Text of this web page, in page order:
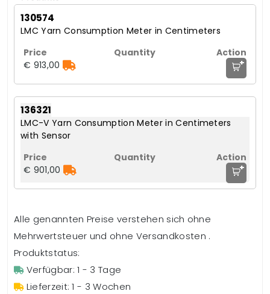
130574
LMC Yarn Consumption Meter in Centimeters
€ 913,00 +
136321
LMC-V Yarn Consumption Meter in Centimeters
with Sensor
€ 901,00 +
Alle genannten Preise verstehen sich ohne
Mehrwertsteuer und ohne Versandkosten .
Produktstatus:
Verfügbar: 1 - 3 Tage
Lieferzeit: 1 - 3 Wochen